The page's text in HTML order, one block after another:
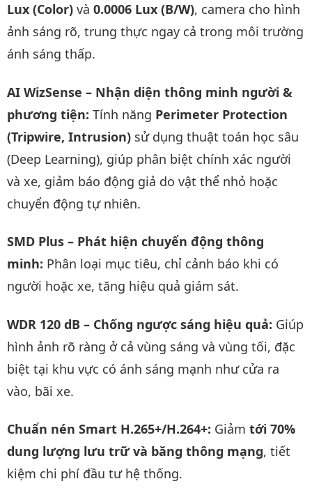
Lux (Color) và 0.0006 Lux (B/W), camera cho hình
ảnh sáng rõ, trung thực ngay cả trong môi trường
ánh sáng thấp.
AI WizSense – Nhận diện thông minh người &
phương tiện: Tính năng Perimeter Protection
(Tripwire, Intrusion) sử dụng thuật toán học sâu
(Deep Learning), giúp phân biệt chính xác người
và xe, giảm báo động giả do vật thể nhỏ hoặc
chuyển động tự nhiên.
SMD Plus – Phát hiện chuyển động thông
minh: Phân loại mục tiêu, chỉ cảnh báo khi có
người hoặc xe, tăng hiệu quả giám sát.
WDR 120 dB – Chống ngược sáng hiệu quả: Giúp
hình ảnh rõ ràng ở cả vùng sáng và vùng tối, đặc
biệt tại khu vực có ánh sáng mạnh như cửa ra
vào, bãi xe.
Chuẩn nén Smart H.265+/H.264+: Giảm tới 70%
dung lượng lưu trữ và băng thông mạng, tiết
kiệm chi phí đầu tư hệ thống.